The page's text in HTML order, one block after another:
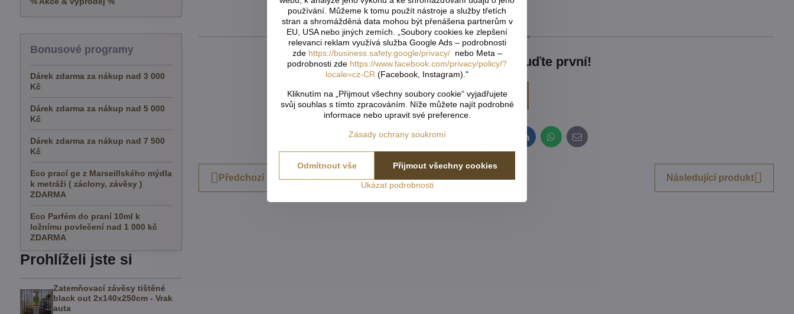
Recenze 0
Zatím bez hodnocení. Buďte první!
Přidat recenzi
Facebook
Twitter LinkedInWhatsApp
E-
mail
Předchozí produkt Následující produkt
Bonusové programy
Dárek zdarma za nákup nad 3 000
Kč
Dárek zdarma za nákup nad 5 000
Kč
Dárek zdarma za nákup nad 7 500
Kč
Eco prací ge z Marseillského mýdla
k metráži ( záclony, závěsy )
ZDARMA
Eco Parfém do praní 10ml k
ložnímu povlečení nad 1 000 kč
ZDARMA
Prohlíželi jste si
Zatemňovací závěsy tištěné
black out 2x140x250cm - Vrak
auta
používání. Můžeme k tomu použít nástroje a služby třetích
stran a shromážděná data mohou být přenášena partnerům v
EU, USA nebo jiných zemích. „Soubory cookies ke zlepšení
relevanci reklam využívá služba Google Ads – podrobnosti
zde https://business.safety.google/privacy/nebo Meta –
podrobnosti zde https://www.facebook.com/privacy/policy/?
locale=cz-CR (Facebook, Instagram)."
Kliknutím na „Přijmout všechny soubory cookie“ vyjadřujete
svůj souhlas s tímto zpracováním. Níže můžete najít podrobné
informace nebo upravit své preference.
Zásady ochrany soukromí
Ukázat podrobnosti
Přijmout všechny cookies
Odmítnout vše